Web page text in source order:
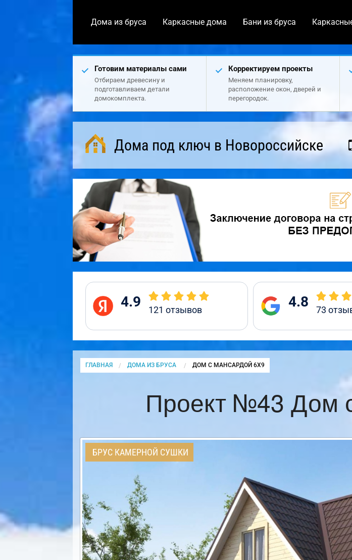
Дома из бруса Каркасные дома Бани из бруса
Готовим материалы сами
Отбираем древесину и
подготавливаем детали
домокомплекта.
Корректируем проекты
Меняем планировку,
расположение окон, дверей и
перегородок.
Дома под ключ в Новороссийске
4.9 121 отзывов 4.8 73
ГЛАВНАЯ ДОМА ИЗ БРУСА CURRENT:
ДОМ С МАНСАРДОЙ 6Х9
Проект №43 Дом
БРУС КАМЕРНОЙ СУШКИ